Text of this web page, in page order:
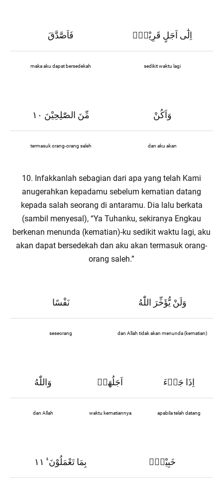
فَاَصَّدَّقَ اِلٰٓى اَجَلٍ قَرِيْبٍۚ
maka aku dapat bersedekah sedikit waktu lagi
مِّنَ الصّٰلِحِيْنَ ١٠ وَاَكُنْ
termasuk orang-orang saleh dan aku akan
10. Infakkanlah sebagian dari apa yang telah Kami
anugerahkan kepadamu sebelum kematian datang
kepada salah seorang di antaramu. Dia lalu berkata
(sambil menyesal), “Ya Tuhanku, sekiranya Engkau
berkenan menunda (kematian)-ku sedikit waktu lagi, aku
akan dapat bersedekah dan aku akan termasuk orang-
orang saleh.”
نَفْسًا وَلَنْ يُّؤَخِّرَ اللّٰهُ
seseorang dan Allah tidak akan menunda (kematian)
وَاللّٰهُ اَجَلُهَاۗ اِذَا جَاۤءَ
dan Allah waktu kematiannya apabila telah datang
بِمَا تَعْمَلُوْنَ ࣖ ١١ خَبِيْرٌۢ